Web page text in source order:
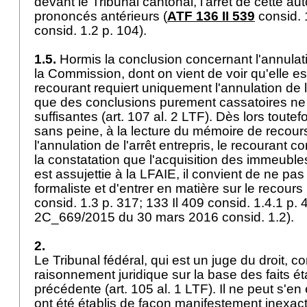
prononcés antérieurs (ATF 136 II 539 consid.
consid. 1.2 p. 104).
1.5. Hormis la conclusion concernant
la Commission, dont on vient de voir qu'elle
recourant requiert uniquement l'annulation de
que des conclusions purement cassatoires
suffisantes (art. 107 al. 2 LTF). Dès lors
sans peine, à la lecture du mémoire de
l'annulation de l'arrêt entrepris, le recourant
la constatation que l'acquisition des
est assujettie à la LFAIE, il convient de ne
formaliste et d'entrer en matière sur le
consid. 1.3 p. 317; 133 Il 409 consid. 1.4.1 p.
2C_669/2015 du 30 mars 2016 consid. 1.2).
2.
Le Tribunal fédéral, qui est un juge du droit,
raisonnement juridique sur la base des faits
précédente (art. 105 al. 1 LTF). Il ne peut s'en
ont été établis de façon manifestement